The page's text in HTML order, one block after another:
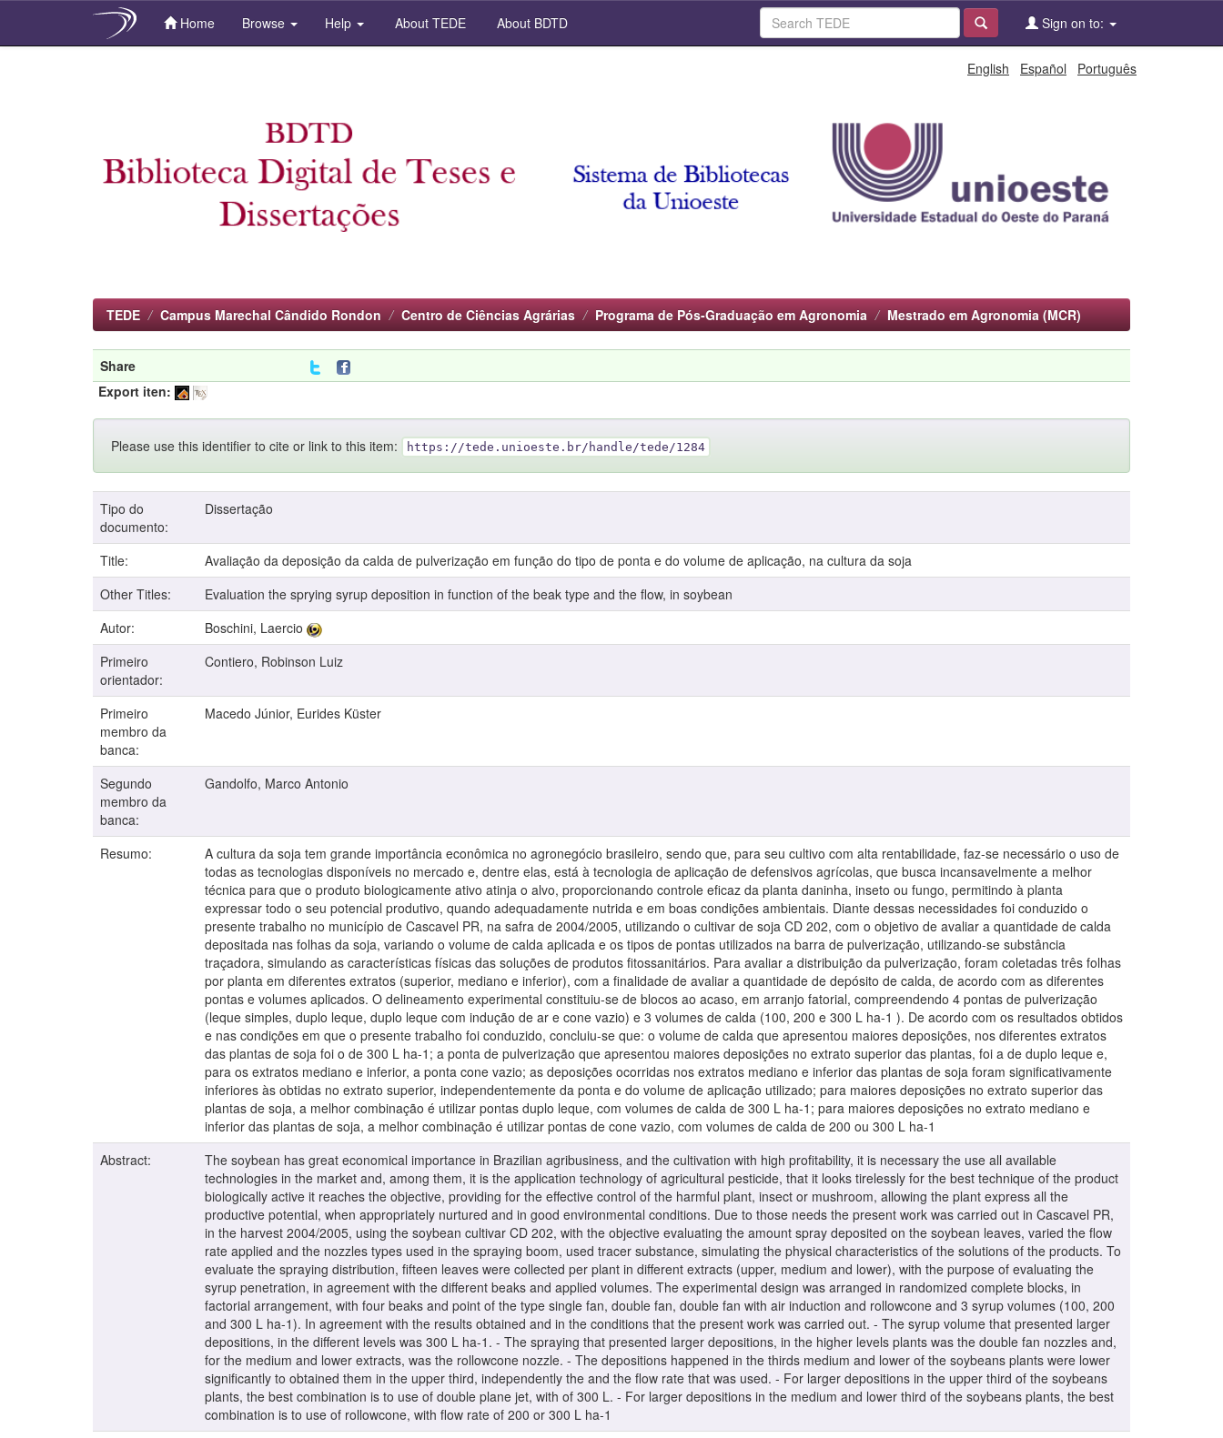
Home Browse Help About TEDE About BDTD Sign on to:
English Español Português
TEDE Campus Marechal Cândido Rondon Centro de Ciências Agrárias Programa de Pós-Graduação em Agronomia Mestrado em Agronomia (MCR)
Share
Export iten:
Please use this identifier to cite or link to this item: https://tede.unioeste.br/handle/tede/1284
Tipo do
documento:
Dissertação
Title:
Avaliação da deposição da calda de pulverização em função do tipo de ponta e do volume de aplicação, na cultura da soja
Other Titles:
Evaluation the sprying syrup deposition in function of the beak type and the flow, in soybean
Autor:
Boschini, Laercio
Primeiro
orientador:
Contiero, Robinson Luiz
Primeiro
membro da
banca:
Macedo Júnior, Eurides Küster
Segundo
membro da
banca:
Gandolfo, Marco Antonio
Resumo:
A cultura da soja tem grande importância econômica no agronegócio brasileiro, sendo que, para seu cultivo com alta rentabilidade, faz-se necessário o uso de
todas as tecnologias disponíveis no mercado e, dentre elas, está à tecnologia de aplicação de defensivos agrícolas, que busca incansavelmente a melhor
técnica para que o produto biologicamente ativo atinja o alvo, proporcionando controle eficaz da planta daninha, inseto ou fungo, permitindo à planta
expressar todo o seu potencial produtivo, quando adequadamente nutrida e em boas condições ambientais. Diante dessas necessidades foi conduzido o
presente trabalho no município de Cascavel PR, na safra de 2004/2005, utilizando o cultivar de soja CD 202, com o objetivo de avaliar a quantidade de calda
depositada nas folhas da soja, variando o volume de calda aplicada e os tipos de pontas utilizados na barra de pulverização, utilizando-se substância
traçadora, simulando as características físicas das soluções de produtos fitossanitários. Para avaliar a distribuição da pulverização, foram coletadas três folhas
por planta em diferentes extratos (superior, mediano e inferior), com a finalidade de avaliar a quantidade de depósito de calda, de acordo com as diferentes
pontas e volumes aplicados. O delineamento experimental constituiu-se de blocos ao acaso, em arranjo fatorial, compreendendo 4 pontas de pulverização
(leque simples, duplo leque, duplo leque com indução de ar e cone vazio) e 3 volumes de calda (100, 200 e 300 L ha-1 ). De acordo com os resultados obtidos
e nas condições em que o presente trabalho foi conduzido, concluiu-se que: o volume de calda que apresentou maiores deposições, nos diferentes extratos
das plantas de soja foi o de 300 L ha-1; a ponta de pulverização que apresentou maiores deposições no extrato superior das plantas, foi a de duplo leque e,
para os extratos mediano e inferior, a ponta cone vazio; as deposições ocorridas nos extratos mediano e inferior das plantas de soja foram significativamente
inferiores às obtidas no extrato superior, independentemente da ponta e do volume de aplicação utilizado; para maiores deposições no extrato superior das
plantas de soja, a melhor combinação é utilizar pontas duplo leque, com volumes de calda de 300 L ha-1; para maiores deposições no extrato mediano e
inferior das plantas de soja, a melhor combinação é utilizar pontas de cone vazio, com volumes de calda de 200 ou 300 L ha-1
Abstract:
The soybean has great economical importance in Brazilian agribusiness, and the cultivation with high profitability, it is necessary the use all available
technologies in the market and, among them, it is the application technology of agricultural pesticide, that it looks tirelessly for the best technique of the product
biologically active it reaches the objective, providing for the effective control of the harmful plant, insect or mushroom, allowing the plant express all the
productive potential, when appropriately nurtured and in good environmental conditions. Due to those needs the present work was carried out in Cascavel PR,
in the harvest 2004/2005, using the soybean cultivar CD 202, with the objective evaluating the amount spray deposited on the soybean leaves, varied the flow
rate applied and the nozzles types used in the spraying boom, used tracer substance, simulating the physical characteristics of the solutions of the products. To
evaluate the spraying distribution, fifteen leaves were collected per plant in different extracts (upper, medium and lower), with the purpose of evaluating the
syrup penetration, in agreement with the different beaks and applied volumes. The experimental design was arranged in randomized complete blocks, in
factorial arrangement, with four beaks and point of the type single fan, double fan, double fan with air induction and rollowcone and 3 syrup volumes (100, 200
and 300 L ha-1). In agreement with the results obtained and in the conditions that the present work was carried out. - The syrup volume that presented larger
depositions, in the different levels was 300 L ha-1. - The spraying that presented larger depositions, in the higher levels plants was the double fan nozzles and,
for the medium and lower extracts, was the rollowcone nozzle. - The depositions happened in the thirds medium and lower of the soybeans plants were lower
significantly to obtained them in the upper third, independently the and the flow rate that was used. - For larger depositions in the upper third of the soybeans
plants, the best combination is to use of double plane jet, with of 300 L. - For larger depositions in the medium and lower third of the soybeans plants, the best
combination is to use of rollowcone, with flow rate of 200 or 300 L ha-1